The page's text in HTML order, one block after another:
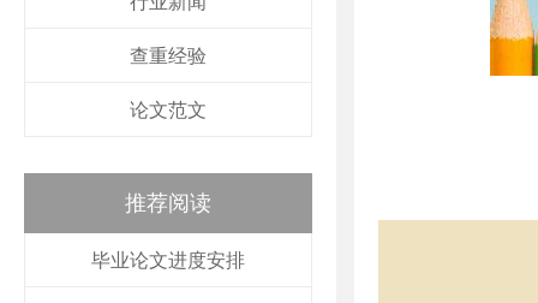
查重经验
论文范文
推荐阅读
毕业论文进度安排